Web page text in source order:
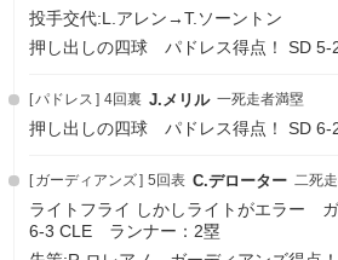
投手交代:L.アレン→T.ソーントン
押し出しの四球 パドレス得点！ SD
パドレス 4回裏 J.メリル 一死走者満塁
押し出しの四球 パドレス得点！ SD
ガーディアンズ 5回表 C.デローター 二死
ライトフライ しかしライトがエラー
6-3 CLE ランナー：2塁